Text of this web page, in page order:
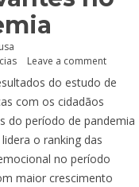
Leave a comment
do estudo de
com os cidadãos
do período de pandemia
o ranking das
no período
maior crescimento